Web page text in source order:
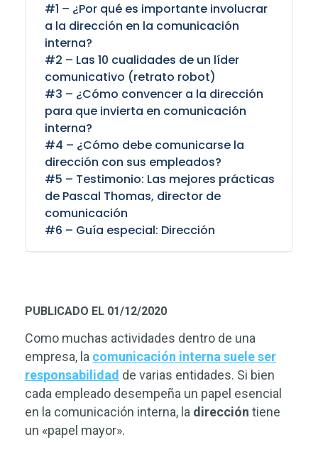
PUBLICADO EL 01/12/2020
Como muchas actividades dentro de una
empresa, la comunicación interna suele ser
responsabilidad de varias entidades. Si bien
cada empleado desempeña un papel esencial
en la comunicación interna, la dirección tiene
un «papel mayor».
#1 – ¿Por qué es importante involucrar
a la dirección en la comunicación
interna?
#2 – Las 10 cualidades de un líder
comunicativo (retrato robot)
#3 – ¿Cómo convencer a la dirección
para que invierta en comunicación
interna?
#4 – ¿Cómo debe comunicarse la
dirección con sus empleados?
#5 – Testimonio: Las mejores prácticas
de Pascal Thomas, director de
comunicación
#6 – Guía especial: Dirección